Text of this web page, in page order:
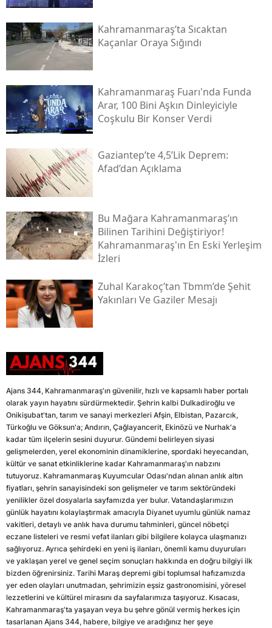
Kahramanmaraş’ta Sıcaktan
Kaçanlar Oraya Sığındı
Kahramanmaraş Fuarı'nda Funda
Arar, 100 Bini Aşkın Dinleyiciyle
Coşkulu Bir Konser Verdi
Gaziantep’te 4,5’lik Deprem:
Afad’dan Açıklama
Bu Mağara Kahramanmaraş’ın
Bilinen Tarihini Değiştiriyor!
Kahramanmaraş'ın En Eski Yerleşim
İzleri
Zuhal Karakoç’tan Tbmm’de Şehit
Yakınları Ve Gaziler Mesajı
Ajans 344, Kahramanmaraş'ın güvenilir, hızlı ve kapsamlı haber portalı
olarak yayın hayatını sürdürmektedir. Şehrin kalbi Dulkadiroğlu ve
Onikişubat'tan, tarım ve sanayi merkezleri Afşin, Elbistan, Pazarcık,
Türkoğlu ve Göksun'a; Andırın, Çağlayancerit, Ekinözü ve Nurhak'a
kadar tüm ilçelerin sesini duyurur. Gündemi belirleyen siyasi
gelişmelerden, yerel ekonominin dinamiklerine, spordaki heyecandan,
kültür ve sanat etkinliklerine kadar Kahramanmaraş'ın nabzını
tutuyoruz. Kahramanmaraş Kuyumcular Odası'ndan alınan anlık altın
fiyatları, şehrin sanayisindeki son gelişmeler ve tarım sektöründeki
yenilikler özel dosyalarla sayfamızda yer bulur. Vatandaşlarımızın
günlük hayatını kolaylaştırmak amacıyla Diyanet uyumlu günlük namaz
vakitleri, detaylı ve anlık hava durumu tahminleri, güncel nöbetçi
eczane listeleri ve resmi vefat ilanları gibi bilgilere kolayca ulaşmanızı
sağlıyoruz. Ayrıca şehirdeki en yeni iş ilanları, önemli kamu duyuruları
ve yaklaşan yerel ve genel seçim sonuçları hakkında en doğru bilgiyi ilk
bizden öğrenirsiniz. Tarihi Maraş depremi gibi toplumsal hafızamızda
yer eden olayları unutmadan, şehrimizin eşsiz gastronomisini, yöresel
lezzetlerini ve kültürel mirasını da sayfalarımıza taşıyoruz. Kısacası,
Kahramanmaraş'ta yaşayan veya bu şehre gönül vermiş herkes için
tasarlanan Ajans 344, habere, bilgiye ve aradığınız her şeye